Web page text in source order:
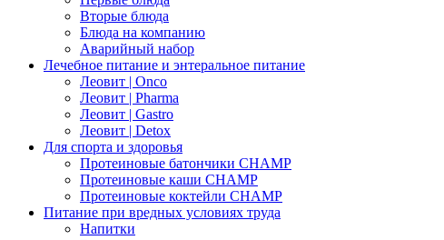
Вторые блюда
Блюда на компанию
Аварийный набор
Лечебное питание и энтеральное питание
Леовит | Onco
Леовит | Pharma
Леовит | Gastro
Леовит | Detox
Для спорта и здоровья
Протеиновые батончики CHAMP
Протеиновые каши CHAMP
Протеиновые коктейли CHAMP
Питание при вредных условиях труда
Напитки